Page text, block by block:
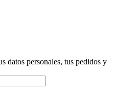
datos personales, tus pedidos y